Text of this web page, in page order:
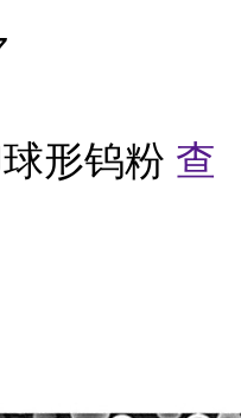
形钨粉 查